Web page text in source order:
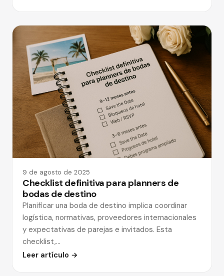
9 de agosto de 2025
Checklist definitiva para planners de
bodas de destino
Planificar una boda de destino implica coordinar
logística, normativas, proveedores internacionales
y expectativas de parejas e invitados. Esta
checklist,…
Leer artículo →